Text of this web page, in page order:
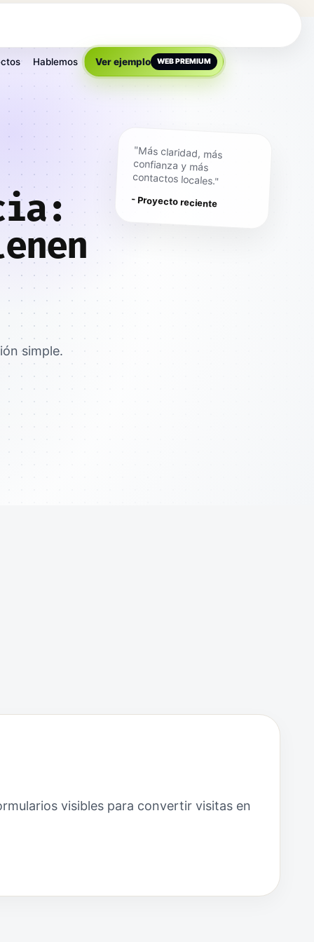
Hablemos Ver ejemplo WEB PREMIUM
simple.
"Más claridad, más
confianza y más
contactos locales."
- Proyecto reciente
visibles para convertir visitas en